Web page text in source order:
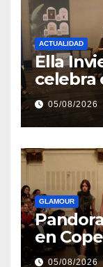
ACTUALIDAD
Ella
celebra
05/08/2026
GLAMOUR
en
05/08/2026